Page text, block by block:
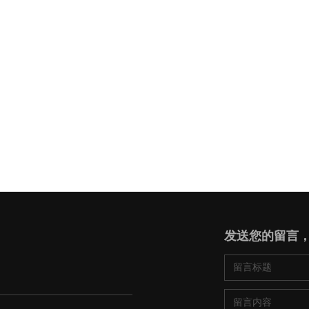
发送您的留言